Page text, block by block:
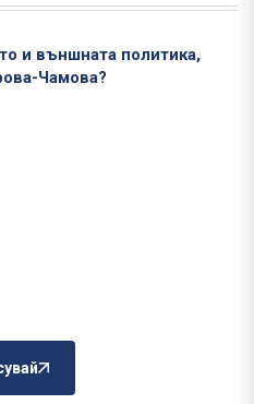
и външната политика,
Чамова?